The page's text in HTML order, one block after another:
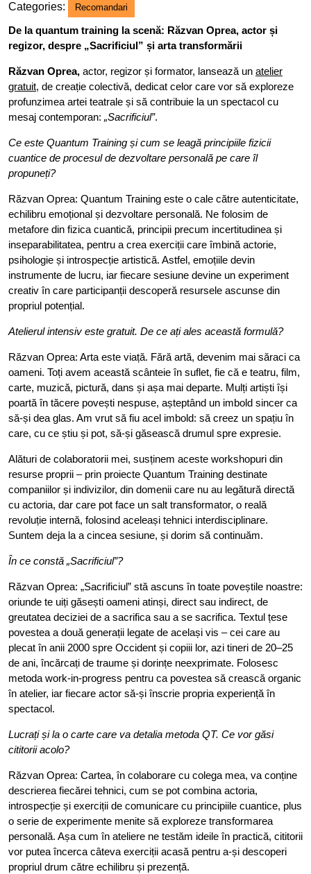
Categories: Recomandari
De la quantum training la scenă: Răzvan Oprea, actor și
regizor, despre „Sacrificiul” și arta transformării
Răzvan Oprea, actor, regizor și formator, lansează un atelier
gratuit, de creație colectivă, dedicat celor care vor să exploreze
profunzimea artei teatrale și să contribuie la un spectacol cu
mesaj contemporan: „Sacrificiul”.
Ce este Quantum Training și cum se leagă principiile fizicii
cuantice de procesul de dezvoltare personală pe care îl
propuneți?
Răzvan Oprea: Quantum Training este o cale către autenticitate,
echilibru emoțional și dezvoltare personală. Ne folosim de
metafore din fizica cuantică, principii precum incertitudinea și
inseparabilitatea, pentru a crea exerciții care îmbină actorie,
psihologie și introspecție artistică. Astfel, emoțiile devin
instrumente de lucru, iar fiecare sesiune devine un experiment
creativ în care participanții descoperă resursele ascunse din
propriul potențial.
Atelierul intensiv este gratuit. De ce ați ales această formulă?
Răzvan Oprea: Arta este viață. Fără artă, devenim mai săraci ca
oameni. Toți avem această scânteie în suflet, fie că e teatru, film,
carte, muzică, pictură, dans și așa mai departe. Mulți artiști își
poartă în tăcere povești nespuse, așteptând un imbold sincer ca
să-și dea glas. Am vrut să fiu acel imbold: să creez un spațiu în
care, cu ce știu și pot, să-și găsească drumul spre expresie.
Alături de colaboratorii mei, susținem aceste workshopuri din
resurse proprii – prin proiecte Quantum Training destinate
companiilor și indivizilor, din domenii care nu au legătură directă
cu actoria, dar care pot face un salt transformator, o reală
revoluție internă, folosind aceleași tehnici interdisciplinare.
Suntem deja la a cincea sesiune, și dorim să continuăm.
În ce constă „Sacrificiul”?
Răzvan Oprea: „Sacrificiul” stă ascuns în toate poveștile noastre:
oriunde te uiți găsești oameni atinși, direct sau indirect, de
greutatea deciziei de a sacrifica sau a se sacrifica. Textul țese
povestea a două generații legate de același vis – cei care au
plecat în anii 2000 spre Occident și copiii lor, azi tineri de 20–25
de ani, încărcați de traume și dorințe neexprimate. Folosesc
metoda work-in-progress pentru ca povestea să crească organic
în atelier, iar fiecare actor să-și înscrie propria experiență în
spectacol.
Lucrați și la o carte care va detalia metoda QT. Ce vor găsi
cititorii acolo?
Răzvan Oprea: Cartea, în colaborare cu colega mea, va conține
descrierea fiecărei tehnici, cum se pot combina actoria,
introspecție și exerciții de comunicare cu principiile cuantice, plus
o serie de experimente menite să exploreze transformarea
personală. Așa cum în ateliere ne testăm ideile în practică, cititorii
vor putea încerca câteva exerciții acasă pentru a-și descoperi
propriul drum către echilibru și prezență.